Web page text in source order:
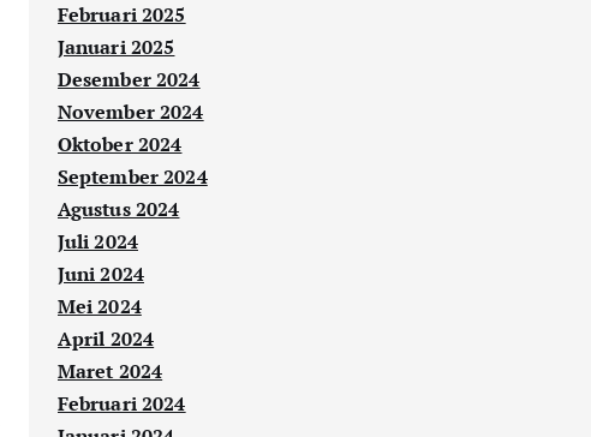
Februari 2025
Januari 2025
Desember 2024
November 2024
Oktober 2024
September 2024
Agustus 2024
Juli 2024
Juni 2024
Mei 2024
April 2024
Maret 2024
Februari 2024